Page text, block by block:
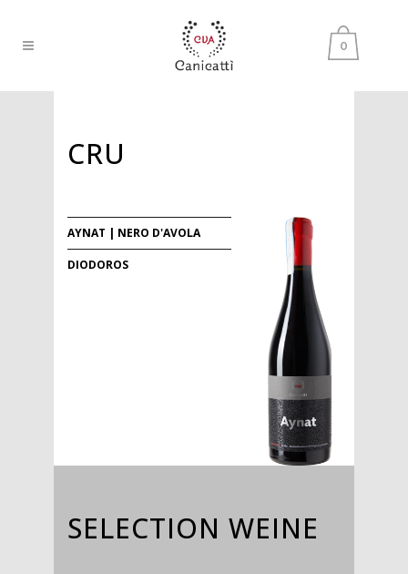
0
CRU
AYNAT | NERO D'AVOLA
DIODOROS
SELECTION WEINE